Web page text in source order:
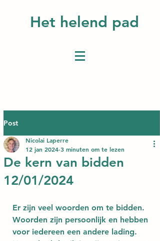
Het helend pad
Post
De kern van bidden
12/01/2024
Nicolai Laperre
12 jan 2024 3 minuten om te lezen
Er zijn veel woorden om te bidden.
Woorden zijn persoonlijk en hebben
voor iedereen een andere lading.